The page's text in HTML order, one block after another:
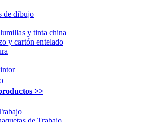
de dibujo
y tinta china
y cartón entelado
>>